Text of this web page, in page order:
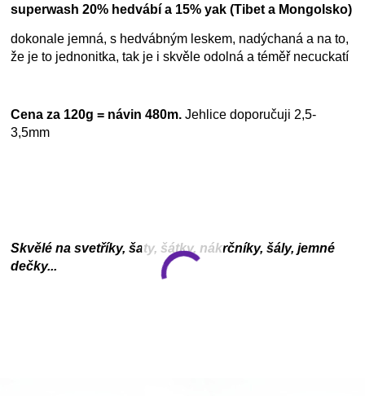
superwash 20% hedvábí a 15% yak (Tibet a Mongolsko)
dokonale jemná, s hedvábným leskem, nadýchaná a na to,
že je to jednonitka, tak je i skvěle odolná a téměř necuckatí
Cena za 120g = návin 480m. Jehlice doporučuji 2,5-
3,5mm
Skvělé na svetříky, šaty, šátky, nákrčníky, šály, jemné
dečky...